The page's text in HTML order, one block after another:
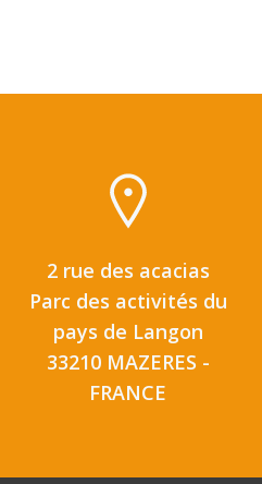
2 rue des acacias
Parc des activités du
pays de Langon
33210 MAZERES -
FRANCE